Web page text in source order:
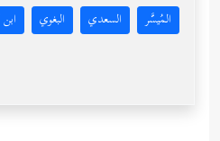
المُيسَّر السعدي البغوي